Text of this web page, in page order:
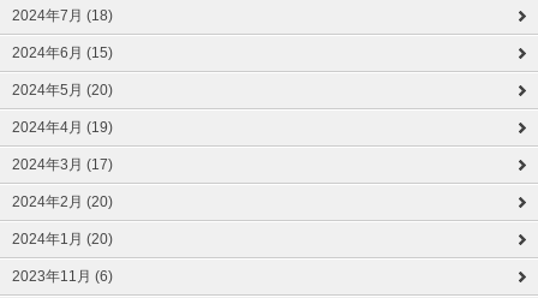
2024年7月 (18)
2024年6月 (15)
2024年5月 (20)
2024年4月 (19)
2024年3月 (17)
2024年2月 (20)
2024年1月 (20)
2023年11月 (6)